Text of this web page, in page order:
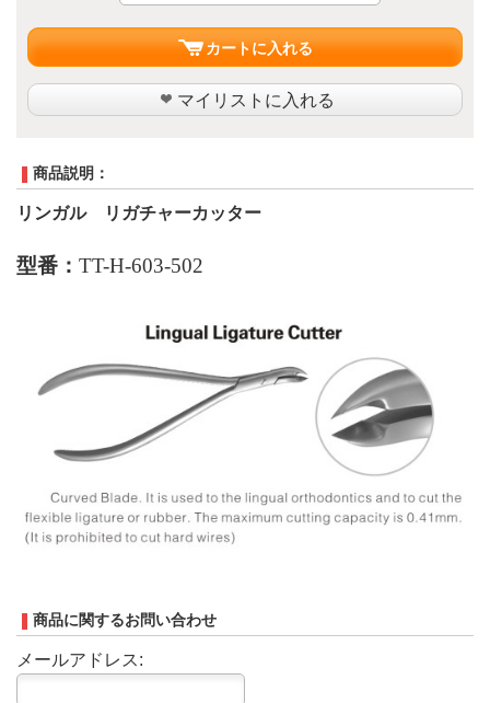
カートに入れる
マイリストに入れる
商品説明：
リンガル リガチャーカッター
型番： TT-H-603-502
商品に関するお問い合わせ
メールアドレス: